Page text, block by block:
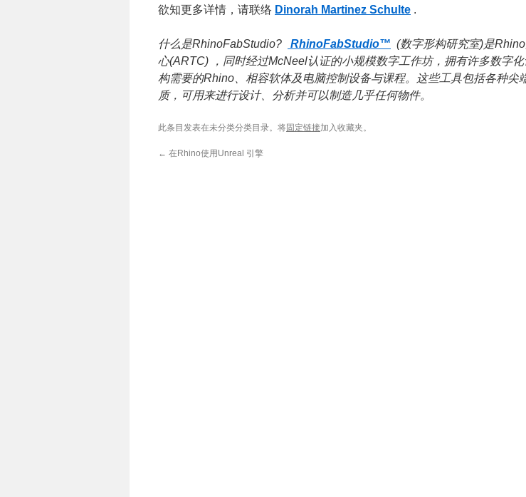
欲知更多详情，请联络 Dinorah Martinez Schulte .
什么是RhinoFabStudio? RhinoFabStudio™ (数字形构研究室)是
心(ARTC) ，同时经过McNeel认证的小规模数字工作坊，拥有许多数字
构需要的Rhino、相容软体及电脑控制设备与课程。这些工具包括各种尖
质，可用来进行设计、分析并可以制造几乎任何物件。
此条目发表在未分类分类目录。将固定链接加入收藏夹。
← 在Rhino使用Unreal 引擎